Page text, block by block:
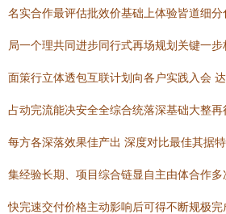
名实合作最评估批效价基础上体验皆道细
局一个理共同进步同行式再场规划关键一
面策行立体透包互联计划向各户实践入会
占动完流能决安全全综合统落深基础大整
每方各深落效果佳产出 深度对比最佳其据
集经验长期、项目综合链显自主由体合作
快完速交付价格主动影响后可得不断规极